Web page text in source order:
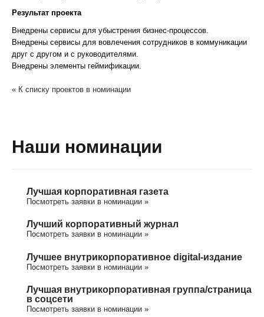
Результат проекта
Внедрены сервисы для убыстрения бизнес-процессов.
Внедрены сервисы для вовлечения сотрудников в коммуникации
друг с другом и с руководителями.
Внедрены элементы геймификации.
« К списку проектов в номинации
Наши номинации
Лучшая корпоративная газета
Посмотреть заявки в номинации »
Лучший корпоративный журнал
Посмотреть заявки в номинации »
Лучшее внутрикорпоративное digital-издание
Посмотреть заявки в номинации »
Лучшая внутрикорпоративная группа/cтраница
в соцсети
Посмотреть заявки в номинации »